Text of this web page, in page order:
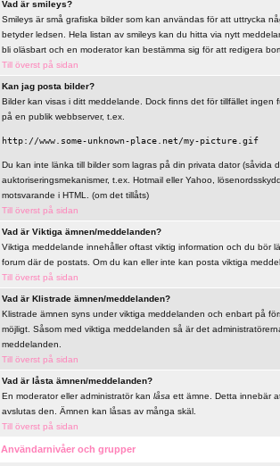
Vad är smileys?
Smileys är små grafiska bilder som kan användas för att uttrycka
betyder ledsen. Hela listan av smileys kan du hitta via nytt
bli oläsbart och en moderator kan bestämma sig för att redigera
Till överst på sidan
Kan jag posta bilder?
Bilder kan visas i ditt meddelande. Dock finns det för tillfället
på en publik webbserver, t.ex.
http://www.some-unknown-place.net/my-picture.gif
Du kan inte länka till bilder som lagras på din privata dator (såvida
auktoriseringsmekanismer, t.ex. Hotmail eller Yahoo,
motsvarande i HTML. (om det tillåts)
Till överst på sidan
Vad är Viktiga ämnen/meddelanden?
Viktiga meddelande innehåller oftast viktig information och du bör
forum där de postats. Om du kan eller inte kan posta viktiga
Till överst på sidan
Vad är Klistrade ämnen/meddelanden?
Klistrade ämnen syns under viktiga meddelanden och enbart på
möjligt. Såsom med viktiga meddelanden så är det
meddelanden.
Till överst på sidan
Vad är låsta ämnen/meddelanden?
En moderator eller administratör kan låsa ett ämne. Detta innebär
avslutas den. Ämnen kan låsas av många skäl.
Till överst på sidan
Användarnivåer och grupper